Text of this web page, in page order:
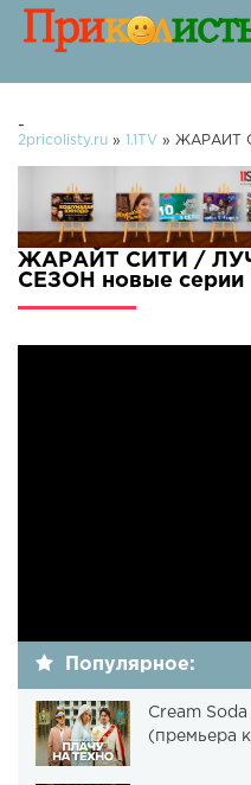
-
2pricolisty.ru » 1.1TV » ЖАРАЙТ
ЖАРАЙТ СИТИ /
СЕЗОН новые серии
Популярное:
Cream
(премьера